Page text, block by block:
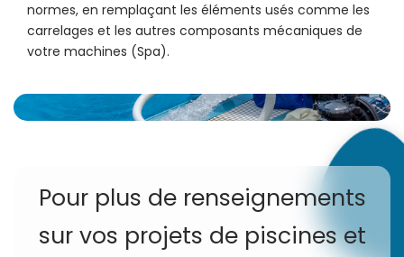
normes, en remplaçant les éléments usés comme les
carrelages et les autres composants mécaniques de
votre machines (Spa).
Pour plus de renseignements
sur vos projets de piscines et